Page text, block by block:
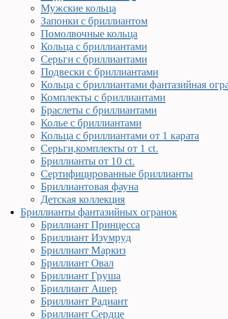
Мужские кольца
Запонки с бриллиантом
Помолвочные кольца
Кольца с бриллиантами
Серьги с бриллиантами
Подвески с бриллиантами
Кольца с бриллиантами фантазийная
Комплекты с бриллиантами
Браслеты с бриллиантами
Колье с бриллиантами
Кольца с бриллиантами от 1 карата
Серьги,комплекты от 1 ct.
Бриллианты от 10 ct.
Сертифицированные бриллианты
Бриллиантовая фауна
Детская коллекция
Бриллианты фантазийных огранок
Бриллиант Принцесса
Бриллиант Изумруд
Бриллиант Маркиз
Бриллиант Овал
Бриллиант Груша
Бриллиант Ашер
Бриллиант Радиант
Бриллиант Сердце